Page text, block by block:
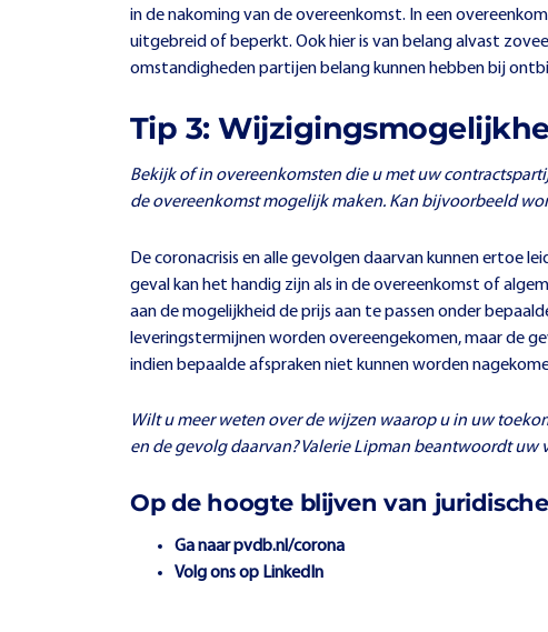
in de nakoming van de overeenkomst. In een
uitgebreid of beperkt. Ook hier is van belang alvast
omstandigheden partijen belang kunnen hebben bij
Tip 3:
Bekijk of in overeenkomsten die u met uw
de overeenkomst mogelijk maken. Kan bijvoorbeeld
De coronacrisis en alle gevolgen daarvan kunnen ertoe
geval kan het handig zijn als in de overeenkomst of
aan de mogelijkheid de prijs aan te passen onder
leveringstermijnen worden overeengekomen, maar de
indien bepaalde afspraken niet kunnen worden
Wilt u meer weten over de wijzen waarop u in uw
en de gevolg daarvan? Valerie Lipman beantwoordt uw
Op de hoogte blijven van
Ga naarpvdb.nl/corona
Volg ons op LinkedIn